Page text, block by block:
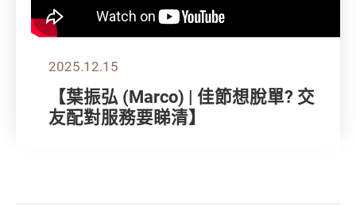
2025.12.15
【葉振弘 (Marco) | 佳節想脫單? 交
友配對服務要睇清】